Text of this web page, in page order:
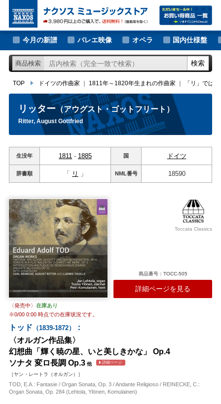
大作曲家の新譜
著名作曲家の新譜
マイナー作曲家の新譜
月別新譜一覧
今月の新譜 バレエ映像 オペラ 国内仕様盤
商品検索 検索
TOP ドイツの作曲家 1811年～1820年生まれの作曲家 「リ」では
TOP ドイツの作曲家｜1811年～1820年生まれの作曲家 ｜ 「リ」ではじ
リッター （アウグスト・ゴットフリート）
Ritter, August Gottfried
生没年 1811 - 1885 国 ドイツ
辞書順 「 リ 」 NML番号 18590
Toccata Classics
商品番号：TOCC-505
詳細ページを見る
〈発売中〉 在庫あり
※0/00 0:00時点での在庫状況です。
トッド （1839-1872）
：
〈オルガン作品集〉
幻想曲「輝く暁の星、いと美しきかな」 Op.4
ソナタ 変ロ長調 Op.3 他 詳細ページ
［ヤン・レートラ（オルガン）］
TOD, E.A.: Fantasie / Organ Sonata, Op. 3 / Andante Religioso / REINECKE, C.:
Organ Sonata, Op. 284 (Lehtola, Ylönen, Komulainen)